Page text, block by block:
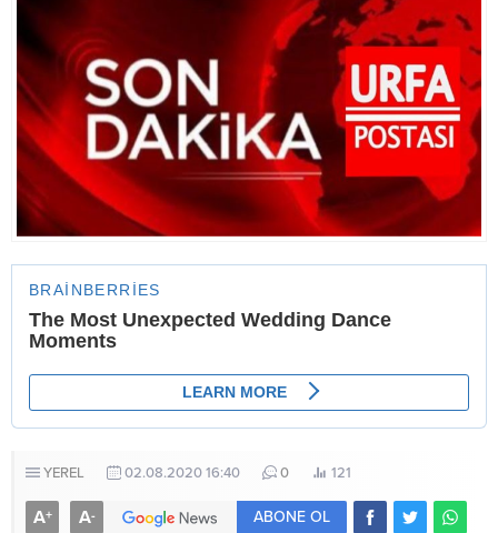
YEREL 02.08.2020 16:40 0 121
A+ A- ABONE OL